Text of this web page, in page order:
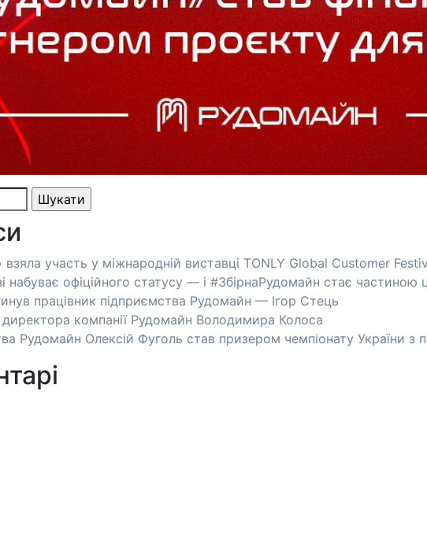
участь у міжнародній виставці TONLY Global Customer
набуває офіційного статусу — і #ЗбірнаРудомайн стає частиною
працівник підприємства Рудомайн — Ігор Стець
директора компанії Рудомайн Володимира Колоса
Рудомайн Олексій Фуголь став призером чемпіонату України з